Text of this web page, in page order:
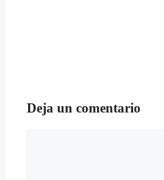
Deja un comentario